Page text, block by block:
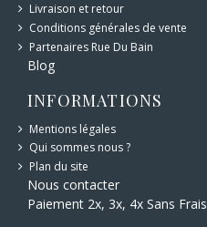
Livraison et retour
Conditions générales de vente
Partenaires Rue Du Bain
Blog
INFORMATIONS
Mentions légales
Qui sommes nous ?
Plan du site
Nous contacter
Paiement 2x, 3x, 4x Sans Frais